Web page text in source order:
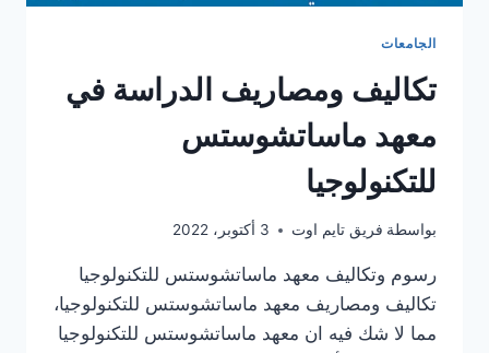
الجامعات
تكاليف ومصاريف الدراسة في
معهد ماساتشوستس
للتكنولوجيا
بواسطة فريق تايم اوت 3 أكتوبر، 2022
رسوم وتكاليف معهد ماساتشوستس للتكنولوجيا
تكاليف ومصاريف معهد ماساتشوستس للتكنولوجيا،
مما لا شك فيه ان معهد ماساتشوستس للتكنولوجيا